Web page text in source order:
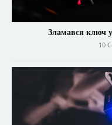
Зламався ключ
10